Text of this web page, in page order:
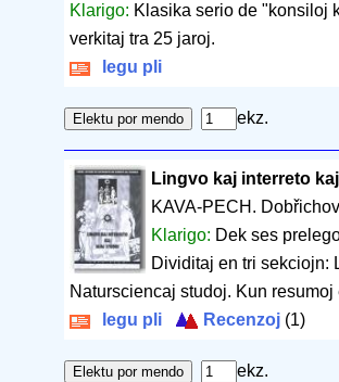
Klarigo: Klasika serio de "konsiloj
verkitaj tra 25 jaroj.
legu pli
ekz.
Lingvo kaj interreto
KAVA-PECH.
Klarigo: Dek ses
Dividitaj en tri sekciojn:
Natursciencaj studoj. Kun
legu pli
Recenzoj (1)
ekz.